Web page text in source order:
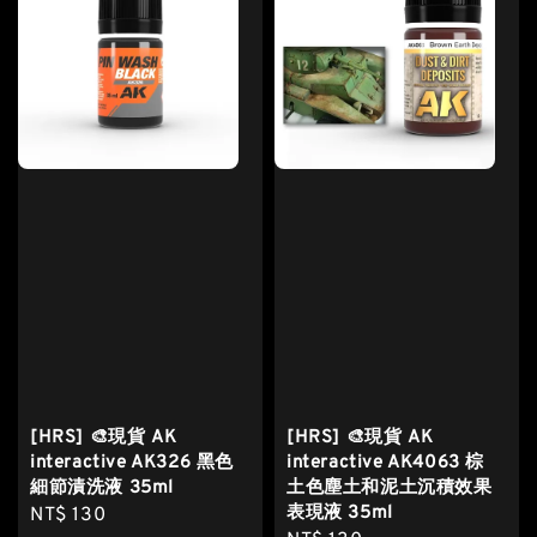
[HRS] 🎨現貨 AK
interactive AK326 黑色
細節漬洗液 35ml
Regular
NT$ 130
[HRS] 🎨現貨 AK
interactive AK4063 棕
土色塵土和泥土沉積效果
表現液 35ml